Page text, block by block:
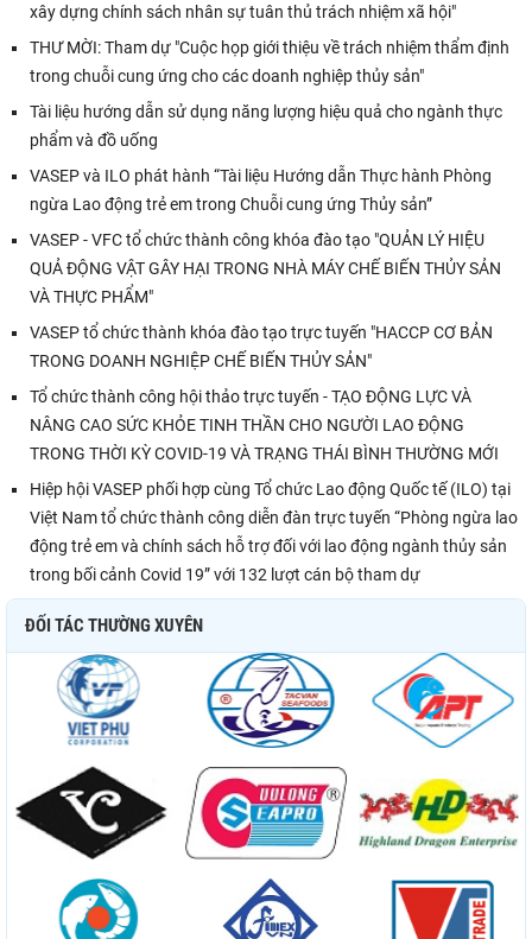
xây dựng chính sách nhân sự tuân thủ trách nhiệm xã hội"
THƯ MỜI: Tham dự "Cuộc họp giới thiệu về trách nhiệm thẩm định
trong chuỗi cung ứng cho các doanh nghiệp thủy sản"
Tài liệu hướng dẫn sử dụng năng lượng hiệu quả cho ngành thực
phẩm và đồ uống
VASEP và ILO phát hành “Tài liệu Hướng dẫn Thực hành Phòng
ngừa Lao động trẻ em trong Chuỗi cung ứng Thủy sản”
VASEP - VFC tổ chức thành công khóa đào tạo "QUẢN LÝ HIỆU
QUẢ ĐỘNG VẬT GÂY HẠI TRONG NHÀ MÁY CHẾ BIẾN THỦY SẢN
VÀ THỰC PHẨM"
VASEP tổ chức thành khóa đào tạo trực tuyến "HACCP CƠ BẢN
TRONG DOANH NGHIỆP CHẾ BIẾN THỦY SẢN"
Tổ chức thành công hội thảo trực tuyến - TẠO ĐỘNG LỰC VÀ
NÂNG CAO SỨC KHỎE TINH THẦN CHO NGƯỜI LAO ĐỘNG
TRONG THỜI KỲ COVID-19 VÀ TRẠNG THÁI BÌNH THƯỜNG MỚI
Hiệp hội VASEP phối hợp cùng Tổ chức Lao động Quốc tế (ILO) tại
Việt Nam tổ chức thành công diễn đàn trực tuyến “Phòng ngừa lao
động trẻ em và chính sách hỗ trợ đối với lao động ngành thủy sản
trong bối cảnh Covid 19” với 132 lượt cán bộ tham dự
ĐỐI TÁC THƯỜNG XUYÊN